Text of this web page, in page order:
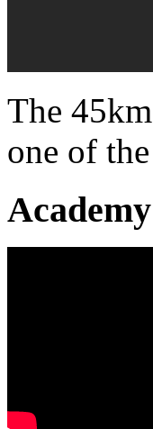
The
one of
Academy